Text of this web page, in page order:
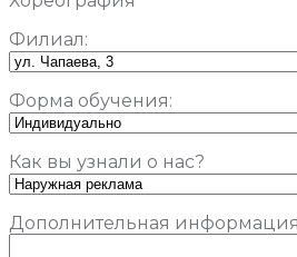
Филиал:
Форма обучения:
Как вы узнали о нас?
Дополнительная